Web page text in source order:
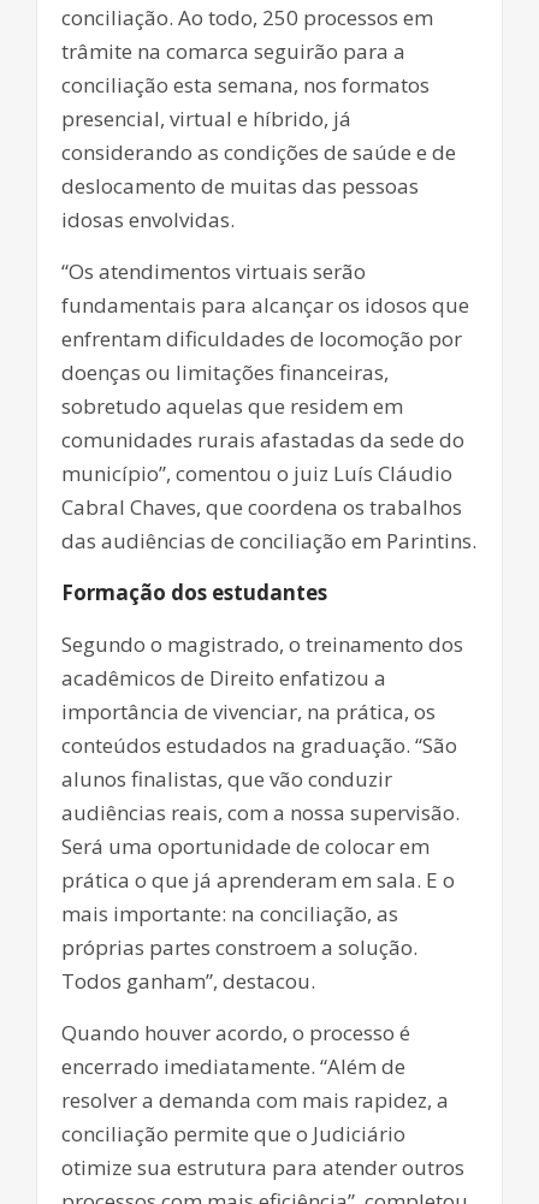
conciliação. Ao todo, 250 processos em
trâmite na comarca seguirão para a
conciliação esta semana, nos formatos
presencial, virtual e híbrido, já
considerando as condições de saúde e de
deslocamento de muitas das pessoas
idosas envolvidas.
“Os atendimentos virtuais serão
fundamentais para alcançar os idosos que
enfrentam dificuldades de locomoção por
doenças ou limitações financeiras,
sobretudo aquelas que residem em
comunidades rurais afastadas da sede do
município”, comentou o juiz Luís Cláudio
Cabral Chaves, que coordena os trabalhos
das audiências de conciliação em Parintins.
Formação dos estudantes
Segundo o magistrado, o treinamento dos
acadêmicos de Direito enfatizou a
importância de vivenciar, na prática, os
conteúdos estudados na graduação. “São
alunos finalistas, que vão conduzir
audiências reais, com a nossa supervisão.
Será uma oportunidade de colocar em
prática o que já aprenderam em sala. E o
mais importante: na conciliação, as
próprias partes constroem a solução.
Todos ganham”, destacou.
Quando houver acordo, o processo é
encerrado imediatamente. “Além de
resolver a demanda com mais rapidez, a
conciliação permite que o Judiciário
otimize sua estrutura para atender outros